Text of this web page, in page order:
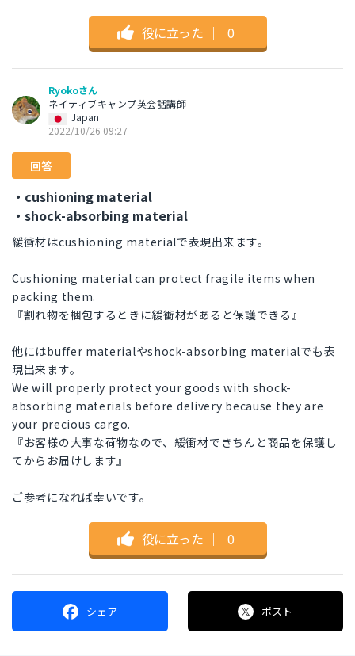
役に立った ｜ 0
Ryokoさん
ネイティブキャンプ英会話講師
Japan
2022/10/26 09:27
回答
・cushioning material
・shock-absorbing material
緩衝材はcushioning materialで表現出来ます。
Cushioning material can protect fragile items when
packing them.
『割れ物を梱包するときに緩衝材があると保護できる』
他にはbuffer materialやshock-absorbing materialでも表
現出来ます。
We will properly protect your goods with shock-
absorbing materials before delivery because they are
your precious cargo.
『お客様の大事な荷物なので、緩衝材できちんと商品を保護し
てからお届けします』
ご参考になれば幸いです。
役に立った ｜ 0
シェア ポスト